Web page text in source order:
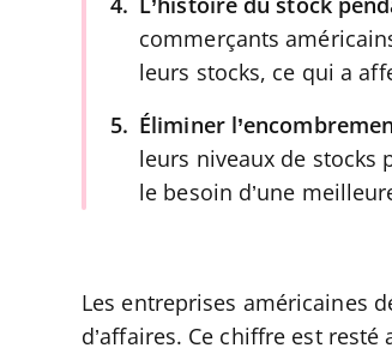
L’histoire du stock
commerçants
leurs stocks, ce qui a
Éliminer
leurs niveaux de stocks
le besoin d’une
Les entreprises américaines
d’affaires. Ce chiffre est